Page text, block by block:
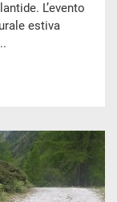
L’evento
estiva